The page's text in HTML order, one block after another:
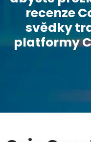
recenze
svědky
platformy